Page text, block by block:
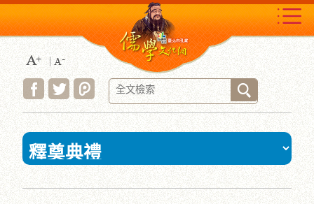
到
主
要
內
容
區
塊